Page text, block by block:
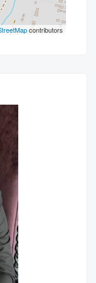
contributors